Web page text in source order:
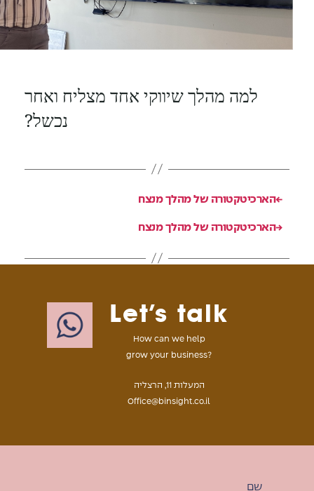
למה מהלך שיווקי אחד מצליח ואחר
נכשל?
←הארכיטקטורה של מהלך מנצח
→הארכיטקטורה של מהלך מנצח
Let’s talk
How can we help
grow your business?
המעלות 11, הרצליה
Office@binsight.co.il